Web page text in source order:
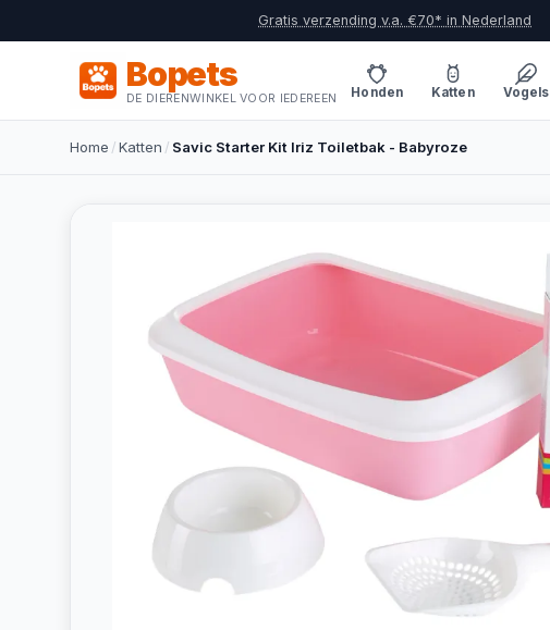
Gratis verzending v.a. €70* in Nederland
Bopets
DE DIERENWINKEL VOOR IEDEREEN Honden Katten Vogels
Home /Katten / Savic Starter Kit Iriz Toiletbak - Babyroze